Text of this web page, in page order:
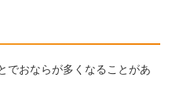
でおならが多くなることがあ